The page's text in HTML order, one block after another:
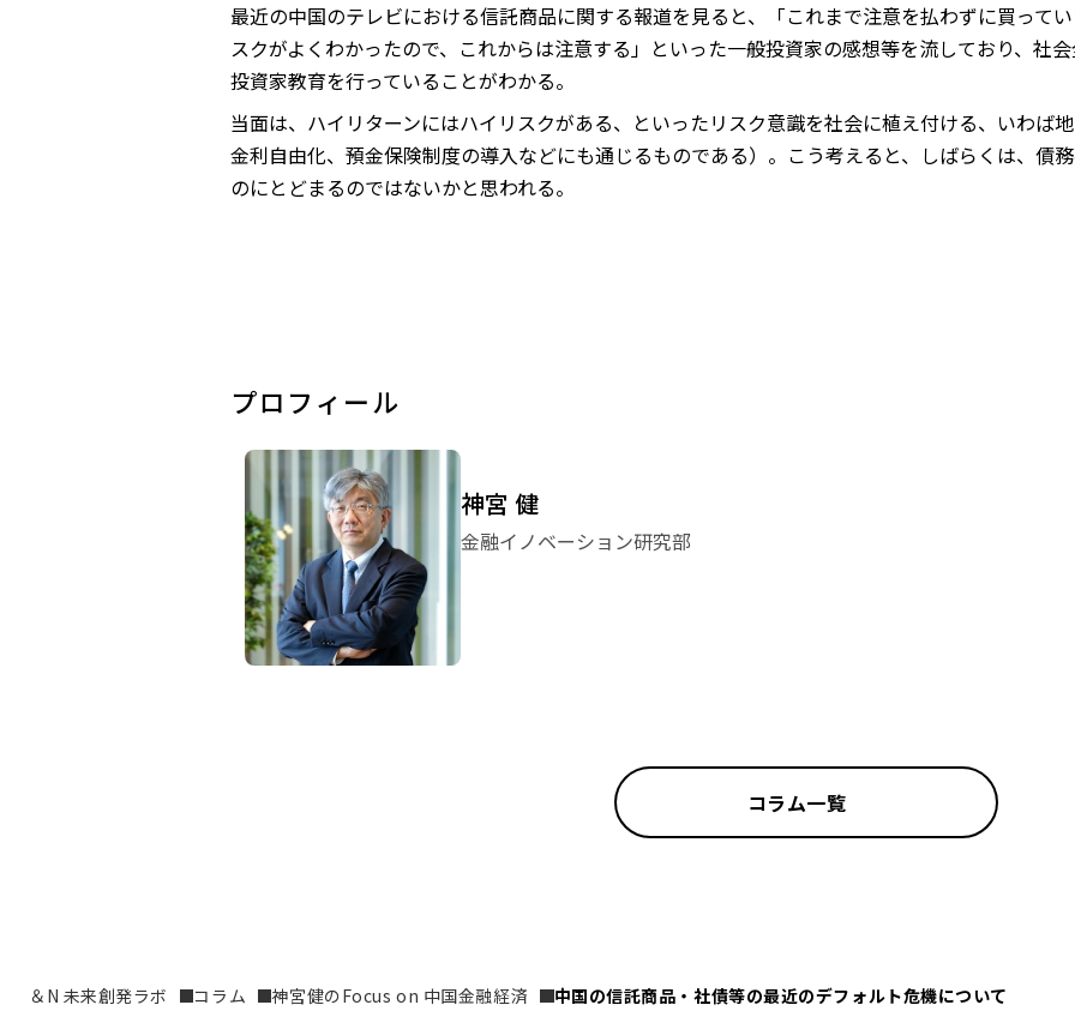
最近の中国のテレビにおける信託商品に関する報道を見ると、「これまで注意を払わずに買って
スクがよくわかったので、これからは注意する」といった一般投資家の感想等を流しており、社
投資家教育を行っていることがわかる。
当面は、ハイリターンにはハイリスクがある、といったリスク意識を社会に植え付ける、いわば
金利自由化、預金保険制度の導入などにも通じるものである）。こう考えると、しばらくは、債
のにとどまるのではないかと思われる。
プロフィール
神宮 健
金融イノベーション研究部
コラム一覧
＆N 未来創発ラボ コラム 神宮健のFocus on 中国金融経済 中国の信託商品・社債等の最近のデフォルト危機について